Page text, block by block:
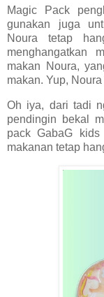
Magic Pack
gunakan juga
Noura tetap
menghangatkan
makan Noura,
makan. Yup,
Oh iya, dari tadi
pendingin bekal
pack GabaG
makanan tetap